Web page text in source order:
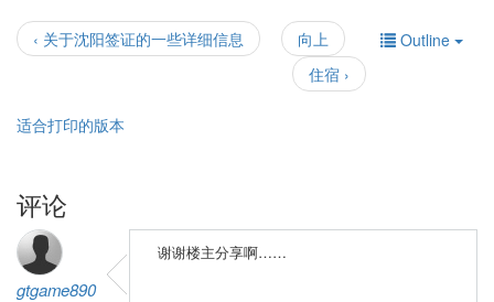
Outline
‹ 关于沈阳签证的一些详细信息
向上
住宿 ›
适合打印的版本
评论
gtgame890
谢谢楼主分享啊……